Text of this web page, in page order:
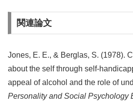
関連論文
Jones, E. E., & Berglas, S. (1978).
about the self through self-
appeal of alcohol and the role of
Personality and Social Psychology